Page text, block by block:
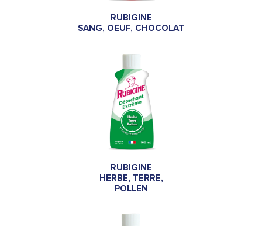
RUBIGINE
SANG, OEUF, CHOCOLAT
RUBIGINE
HERBE, TERRE,
POLLEN